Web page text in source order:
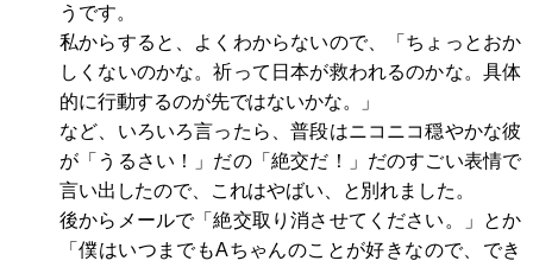
うです。
私からすると、よくわからないので、「ちょっとおか
しくないのかな。祈って日本が救われるのかな。具体
的に行動するのが先ではないかな。」
など、いろいろ言ったら、普段はニコニコ穏やかな彼
が「うるさい！」だの「絶交だ！」だのすごい表情で
言い出したので、これはやばい、と別れました。
後からメールで「絶交取り消させてください。」とか
「僕はいつまでもAちゃんのことが好きなので、でき